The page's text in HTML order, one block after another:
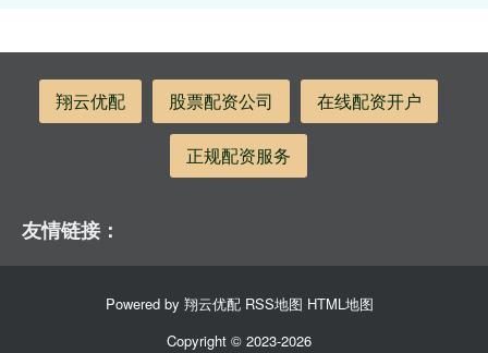
翔云优配 股票配资公司 在线配资开户
正规配资服务
友情链接：
Powered by 翔云优配 RSS地图 HTML地图
Copyright © 2023-2026